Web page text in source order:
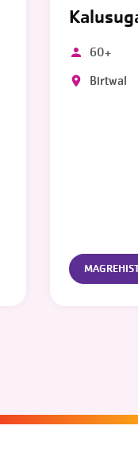
60+
Birtwal